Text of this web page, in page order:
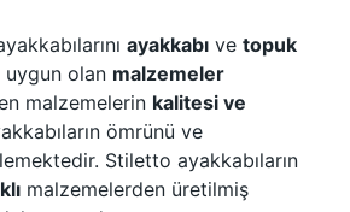
ayakkabı ve topuk
olan malzemeler
malzemelerin kalitesi ve
ömrünü ve
Stiletto ayakkabıların
malzemelerden üretilmiş